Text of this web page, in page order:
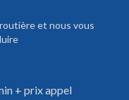
et nous vous
+ prix appel